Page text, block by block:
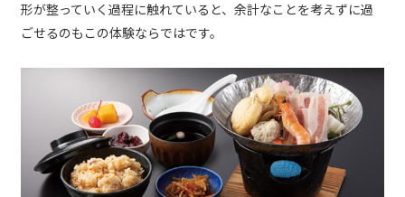
形が整っていく過程に触れていると、余計なことを考えずに過
ごせるのもこの体験ならではです。